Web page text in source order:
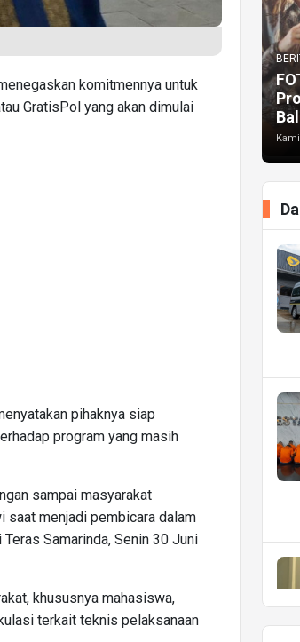
komitmennya untuk
GratisPol yang akan dimulai
pihaknya siap
program yang masih
sampai masyarakat
saat menjadi pembicara dalam
Samarinda, Senin 30 Juni
khususnya mahasiswa,
terkait teknis pelaksanaan